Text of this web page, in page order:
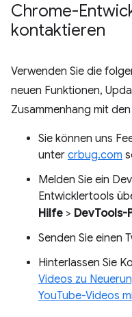
Chrome-
kontaktieren
Verwenden Sie die
neuen Funktionen,
Zusammenhang mit
Sie können uns
unter crbug.com
Melden Sie ein
Entwicklertools
Hilfe > DevTools-
Senden Sie einen
Hinterlassen Sie
Videos zu
YouTube-Videos